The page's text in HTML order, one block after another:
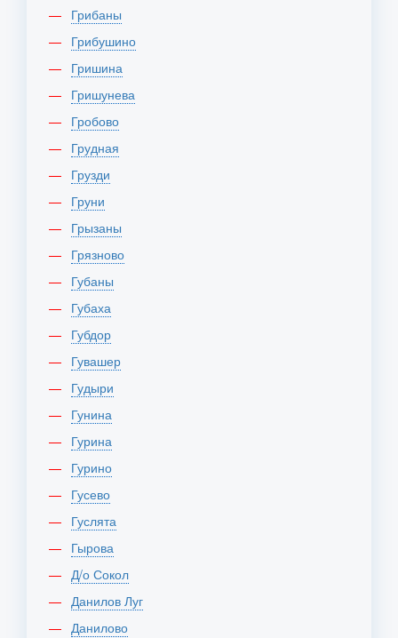
Грибаны
Грибушино
Гришина
Гришунева
Гробово
Грудная
Грузди
Груни
Грызаны
Грязново
Губаны
Губаха
Губдор
Гувашер
Гудыри
Гунина
Гурина
Гурино
Гусево
Гуслята
Гырова
Д/о Сокол
Данилов Луг
Данилово